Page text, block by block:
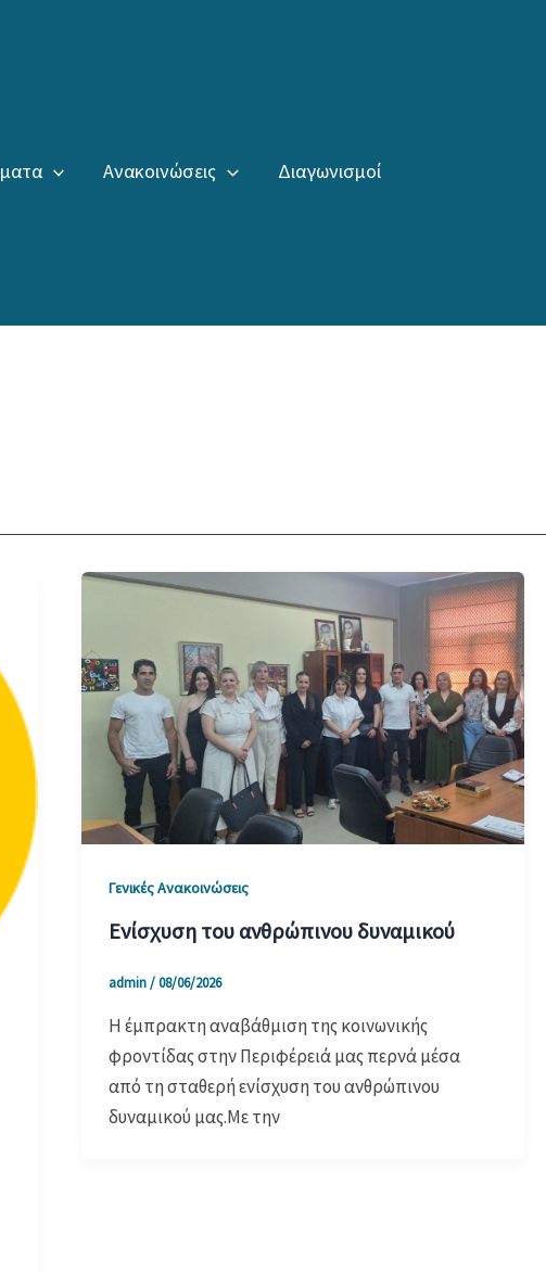
Ανακοινώσεις
Διαγωνισμοί
Γενικές Ανακοινώσεις
Ενίσχυση του ανθρώπινου δυναμικού
admin/08/06/2026
Η έμπρακτη αναβάθμιση της κοινωνικής
φροντίδας στην Περιφέρειά μας περνά μέσα
από τη σταθερή ενίσχυση του ανθρώπινου
δυναμικού μας.Με την